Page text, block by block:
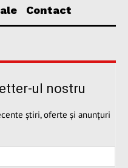
Contact
ul nostru
știri, oferte și anunțuri